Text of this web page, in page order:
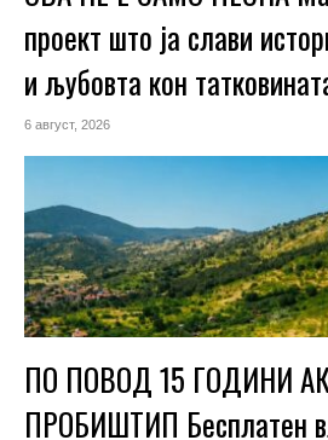
проект што ја слави
и љубовта кон
6 август, 2026
ПО ПОВОД 15 ГОДИНИ
ПРОБИШТИП Бесплатен